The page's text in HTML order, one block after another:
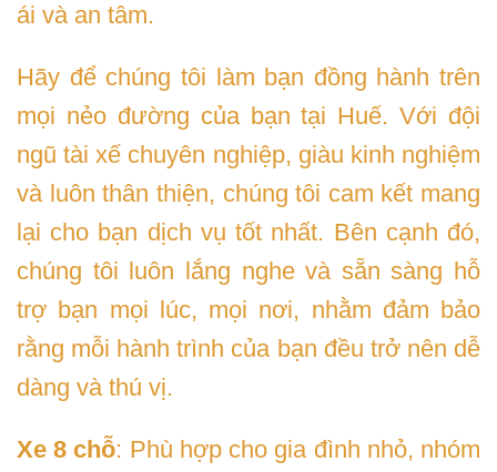
ái và an tâm.
Hãy để chúng tôi làm bạn đồng hành trên
mọi nẻo đường của bạn tại Huế. Với đội
ngũ tài xế chuyên nghiệp, giàu kinh nghiệm
và luôn thân thiện, chúng tôi cam kết mang
lại cho bạn dịch vụ tốt nhất. Bên cạnh đó,
chúng tôi luôn lắng nghe và sẵn sàng hỗ
trợ bạn mọi lúc, mọi nơi, nhằm đảm bảo
rằng mỗi hành trình của bạn đều trở nên dễ
dàng và thú vị.
Xe 8 chỗ: Phù hợp cho gia đình nhỏ, nhóm